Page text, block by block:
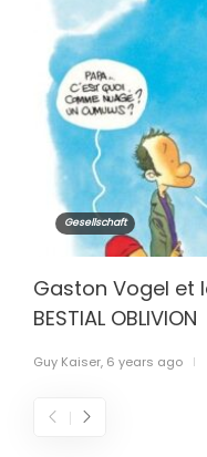
Gesellschaft
Gaston Vogel et
BESTIAL OBLIVION
Guy Kaiser, 6 years ago